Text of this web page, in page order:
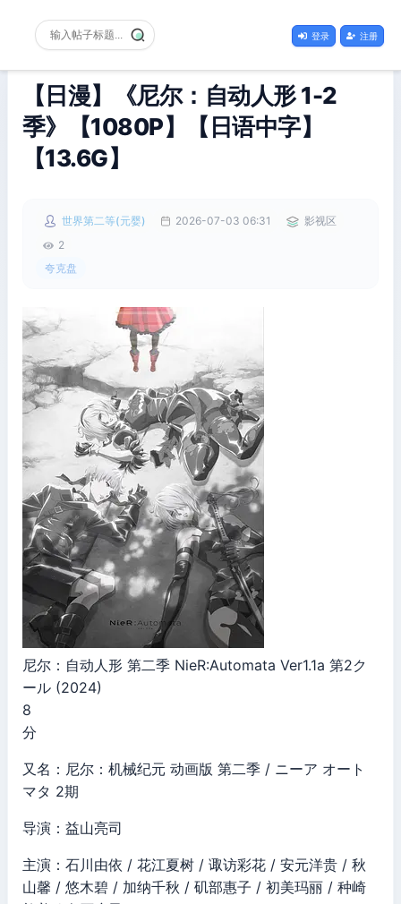
登录 注册
【日漫】《尼尔：自动人形 1-2
季》【1080P】【日语中字】
【13.6G】
世界第二等(元婴) 2026-07-03 06:31
影视区
2
夸克盘
尼尔：自动人形 第二季 NieR:Automata Ver1.1a 第2ク
ール (2024)
8
分
又名：尼尔：机械纪元 动画版 第二季 / ニーア オート
マタ 2期
导演：益山亮司
主演：石川由依 / 花江夏树 / 诹访彩花 / 安元洋贵 / 秋
山馨 / 悠木碧 / 加纳千秋 / 矶部惠子 / 初美玛丽 / 种崎